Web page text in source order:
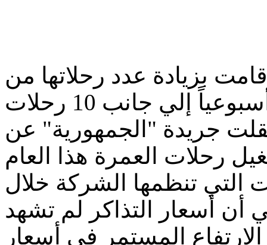
بزيادة عدد رحلاتها من
القاهرة إلي جدة لتصبح 35 رحلة أسبوعياً إلي جانب 10 رحلات
جريدة "الجمهورية" عن
رحلات العمرة هذا العام
التي تنظمها الشركة خلال
الرملي أن أسعار التذاكر لم تشهد
المستمر في أسعار